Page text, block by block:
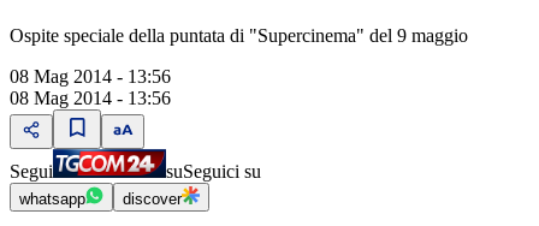
Ospite speciale della puntata di "Supercinema" del 9 maggio
08 Mag 2014 - 13:56
08 Mag 2014 - 13:56
Segui suSeguici su
whatsapp discover